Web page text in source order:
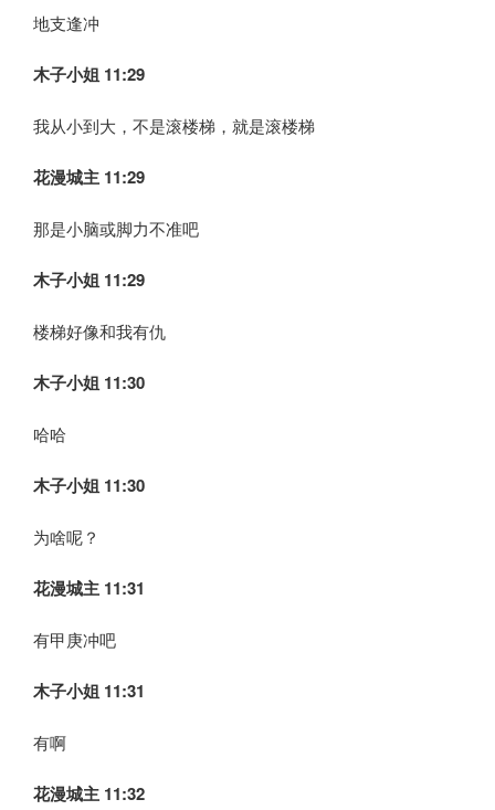
地支逢冲
木子小姐 11:29
我从小到大，不是滚楼梯，就是滚楼梯
花漫城主 11:29
那是小脑或脚力不准吧
木子小姐 11:29
楼梯好像和我有仇
木子小姐 11:30
哈哈
木子小姐 11:30
为啥呢？
花漫城主 11:31
有甲庚冲吧
木子小姐 11:31
有啊
花漫城主 11:32